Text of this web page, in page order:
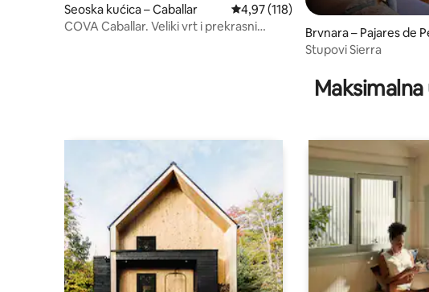
Seoska kućica – Caballar Prosječna ocjena: 4,97/5, recenzija:
4,97 (118)
COVA Caballar. Veliki vrt i prekrasni
Brvnara – Pajares de
Stupovi Sierra